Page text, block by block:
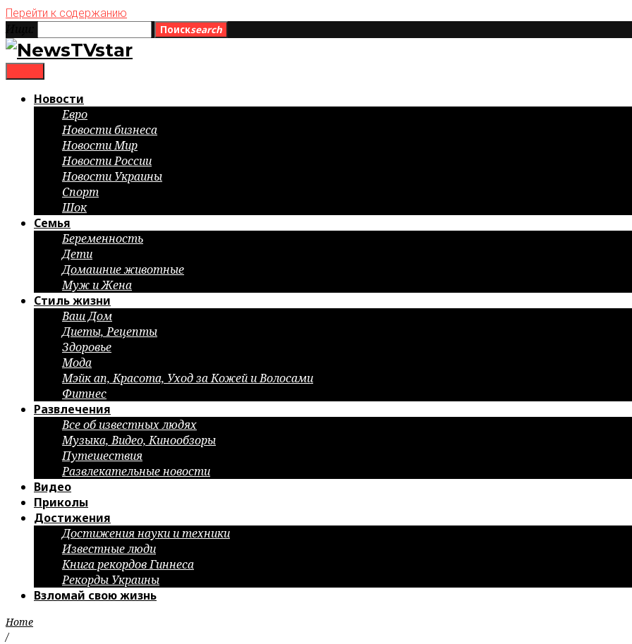
Перейти к содержанию
Поискsearch
Новости
Евро
Новости бизнеса
Новости Мир
Новости России
Новости Украины
Спорт
Шок
Семья
Беременность
Дети
Домашние животные
Муж и Жена
Стиль жизни
Ваш Дом
Диеты, Рецепты
Здоровье
Мода
Мэйк ап, Красота, Уход за Кожей и Волосами
Фитнес
Развлечения
Все об известных людях
Музыка, Видео, Кинообзоры
Путешествия
Развлекательные новости
Видео
Приколы
Достижения
Достижения науки и техники
Известные люди
Книга рекордов Гиннеса
Рекорды Украины
Взломай свою жизнь
Home
/